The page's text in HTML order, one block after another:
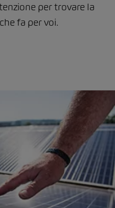
per trovare la
fa per voi.